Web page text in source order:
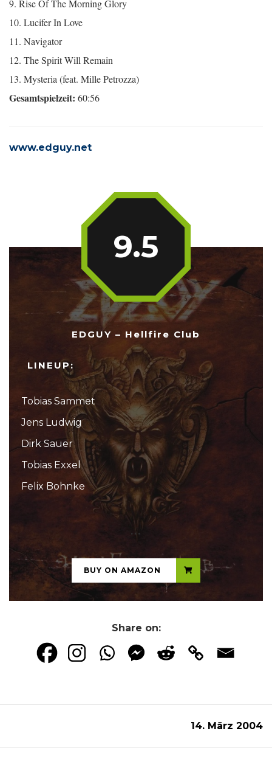
9. Rise Of The Morning Glory
10. Lucifer In Love
11. Navigator
12. The Spirit Will Remain
13. Mysteria (feat. Mille Petrozza)
Gesamtspielzeit: 60:56
www.edguy.net
EDGUY – Hellfire Club
LINEUP:
Tobias Sammet
Jens Ludwig
Dirk Sauer
Tobias Exxel
Felix Bohnke
9.5
...
BUY ON AMAZON
Share on:
14. März 2004